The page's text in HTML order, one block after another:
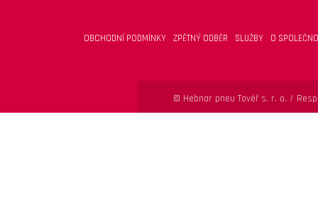
OBCHODNÍ PODMÍNKY ZPĚTNÝ ODBĚR SLUŽBY O
© Hebnar pneu Tovéř s. r. o. /